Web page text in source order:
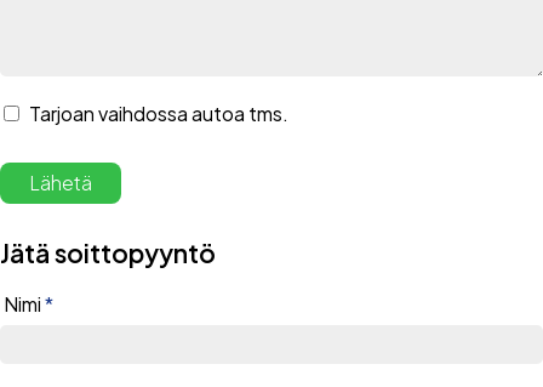
Tarjoan vaihdossa autoa tms.
Vaihtoajoneuvon tiedot
Jätä soittopyyntö
Nimi*